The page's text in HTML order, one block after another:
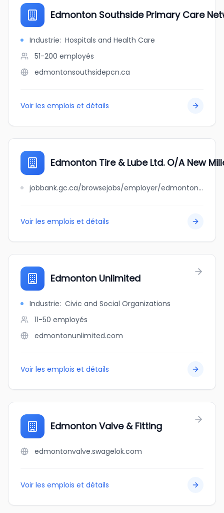
Edmonton Southside Primary Care
Industrie: Hospitals and Health Care
51-200 employés
edmontonsouthsidepcn.ca
Voir les emplois et détails
Edmonton Tire & Lube Ltd. O/A New
jobbank.gc.ca/browsejobs/employer/edmonton+tire+%26+lube+ltd.+o%2Fa+new+millenium+edmonton+tire+%26+lube+ltd./ca
Voir les emplois et détails
Edmonton Unlimited
Industrie: Civic and Social Organizations
11-50 employés
edmontonunlimited.com
Voir les emplois et détails
Edmonton Valve & Fitting
edmontonvalve.swagelok.com
Voir les emplois et détails